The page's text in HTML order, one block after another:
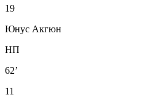
19
Юнус Акгюн
НП
62’
11